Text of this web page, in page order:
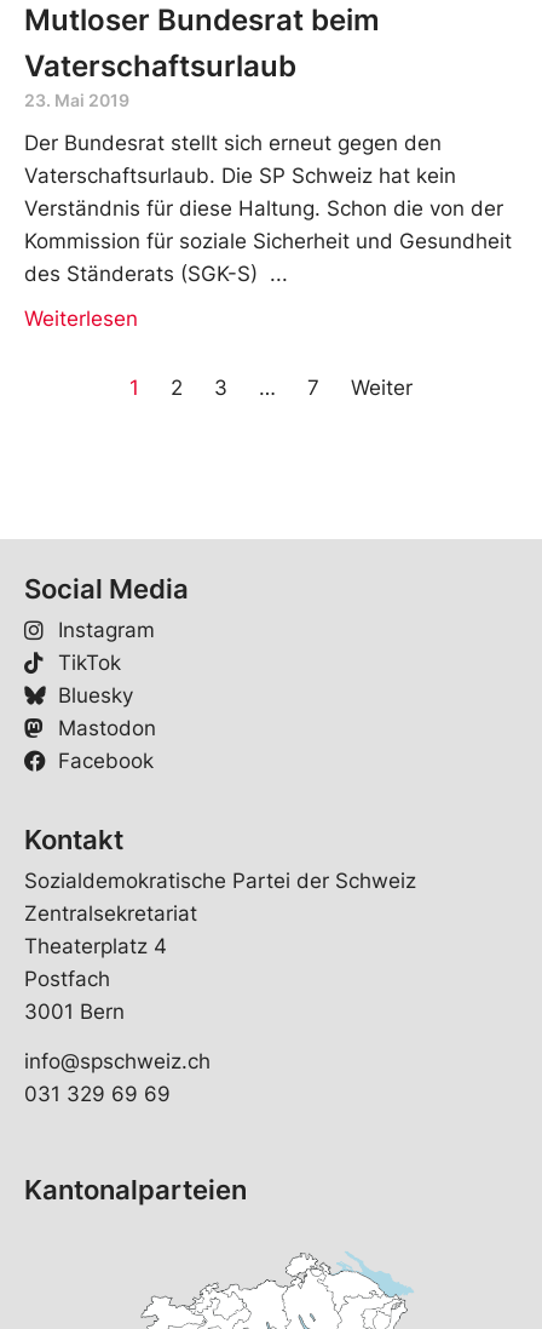
Mutloser Bundesrat beim
Vaterschaftsurlaub
23. Mai 2019
Der Bundesrat stellt sich erneut gegen den
Vaterschaftsurlaub. Die SP Schweiz hat kein
Verständnis für diese Haltung. Schon die von der
Kommission für soziale Sicherheit und Gesundheit
des Ständerats (SGK-S)
Weiterlesen
1 2 3 … 7 Weiter
Social Media
Instagram
TikTok
Bluesky
Mastodon
Facebook
Kontakt
Sozialdemokratische Partei der Schweiz
Zentralsekretariat
Theaterplatz 4
Postfach
3001 Bern
info@spschweiz.ch
031 329 69 69
Kantonalparteien